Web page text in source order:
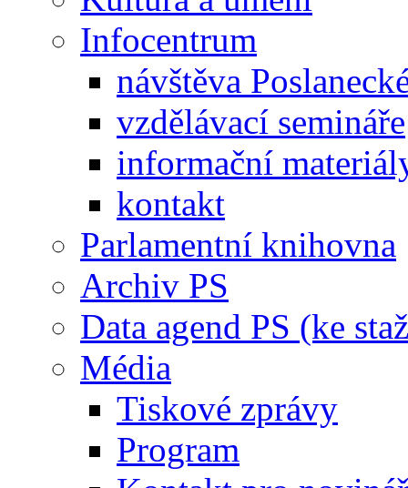
Infocentrum
návštěva
vzdělávací semináře
informační
kontakt
Parlamentní knihovna
Archiv PS
Data agend PS (ke
Média
Tiskové zprávy
Program